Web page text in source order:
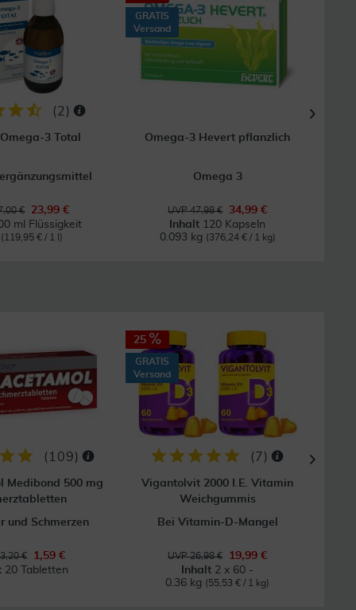
(2 )
3 Total
€
23,99 €
ml Flüssigkeit
(119,95 € / 1 l)
GRATIS
Versand
Omega-3 Hevert pflanzlich
Omega 3
UVP 47,98 €
34,99 €
Inhalt 120 Kapseln
0.093 kg (376,24 € / 1 kg)
( 109)
Medibond 500 mg
und Schmerzen
€
1,59 €
20 Tabletten
25
GRATIS
Versand
( 7 )
Vigantolvit 2000 I.E. Vitamin
Weichgummis
Bei Vitamin-D-Mangel
UVP 26,98 €
19,99 €
Inhalt 2 x 60 -
0.36 kg (55,53 € / 1 kg)